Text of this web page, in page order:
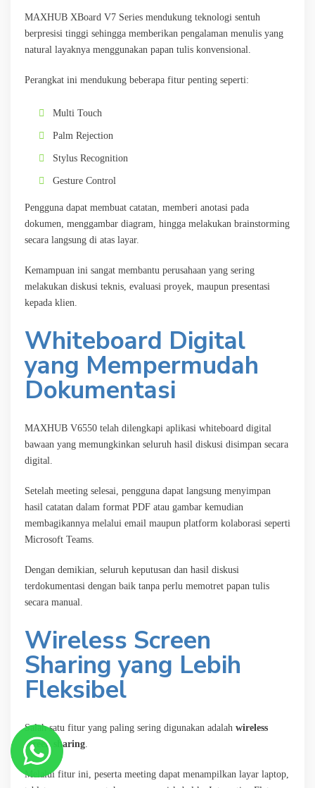
MAXHUB XBoard V7 Series mendukung teknologi sentuh
berpresisi tinggi sehingga memberikan pengalaman menulis yang
natural layaknya menggunakan papan tulis konvensional.
Perangkat ini mendukung beberapa fitur penting seperti:
Multi Touch
Palm Rejection
Stylus Recognition
Gesture Control
Pengguna dapat membuat catatan, memberi anotasi pada
dokumen, menggambar diagram, hingga melakukan brainstorming
secara langsung di atas layar.
Kemampuan ini sangat membantu perusahaan yang sering
melakukan diskusi teknis, evaluasi proyek, maupun presentasi
kepada klien.
Whiteboard Digital
yang Mempermudah
Dokumentasi
MAXHUB V6550 telah dilengkapi aplikasi whiteboard digital
bawaan yang memungkinkan seluruh hasil diskusi disimpan secara
digital.
Setelah meeting selesai, pengguna dapat langsung menyimpan
hasil catatan dalam format PDF atau gambar kemudian
membagikannya melalui email maupun platform kolaborasi seperti
Microsoft Teams.
Dengan demikian, seluruh keputusan dan hasil diskusi
terdokumentasi dengan baik tanpa perlu memotret papan tulis
secara manual.
Wireless Screen
Sharing yang Lebih
Fleksibel
Salah satu fitur yang paling sering digunakan adalah wireless
screen sharing.
Melalui fitur ini, peserta meeting dapat menampilkan layar laptop,